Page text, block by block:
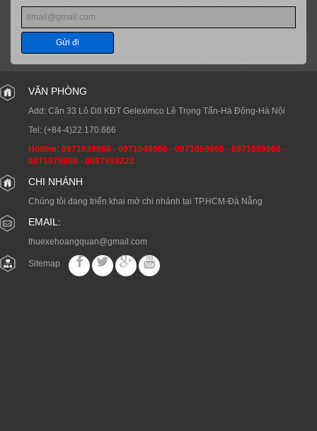
Gửi đi
VĂN PHÒNG
Add: Căn 33 Lô D8 KĐT Geleximco Lê Trọng Tấn-Hà Đông-Hà Nội
Tel: (+84-4)22.170.666
Hotline: 0971039966 - 0971049966 - 0971059966 - 0971069966 -
0971079966 - 0987999222
CHI NHÁNH
Chúng tôi đang triển khai mở chi nhánh tại TP.HCM-Đà Nẵng
EMAIL:
thuexehoangquan@gmail.com
Sitemap